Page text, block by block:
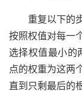
重复以下的
按照权值对每一
选择权值最小的
点的权重为这两
直到只剩最后的